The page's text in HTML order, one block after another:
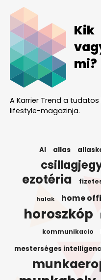
Kik
mi?
A Karrier Trend a
lifestyle-magazinja.
AI allas
ezotéria
halak home
horoszkóp
kommunikacio
mesterséges